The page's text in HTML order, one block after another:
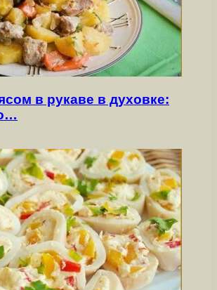
в рукаве в духовке: